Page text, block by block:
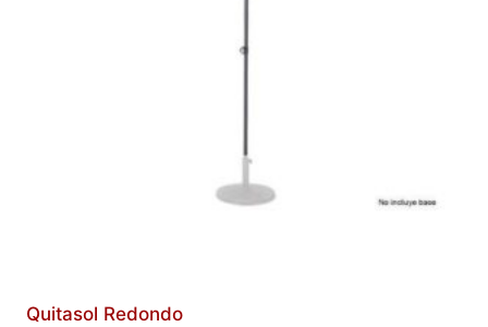
Quitasol Redondo